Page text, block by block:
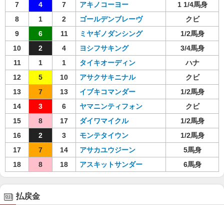
7
4 7 アキノコーヨー
1 1/4馬身
8
1 2 ゴールデンブレーヴ
クビ
9
6 11 ミヤギノダンシング
1/2馬身
10
2 4 ヨシフサキング
3/4馬身
11
1 1 タイキオーディン
ハナ
12
5 10 アサクサキニナル
クビ
13
7 13 イブキコマンダー
1/2馬身
14
3 6 ヤマニンティフォン
クビ
15
8 17 ダイワマイクル
1/2馬身
16
2 3 モンテタイウン
1/2馬身
17
7 14 アサカユウジーン
5馬身
18
8 18 アスキットサンダー 6馬身
払戻金